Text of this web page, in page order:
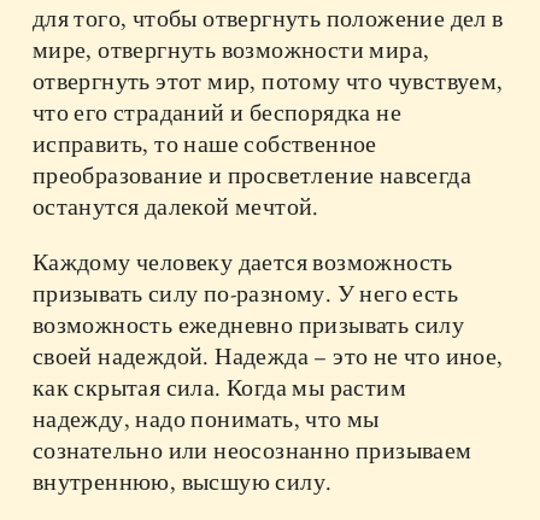
для того, чтобы отвергнуть положение дел в
мире, отвергнуть возможности мира,
отвергнуть этот мир, потому что чувствуем,
что его страданий и беспорядка не
исправить, то наше собственное
преобразование и просветление навсегда
останутся далекой мечтой.
Каждому человеку дается возможность
призывать силу по-разному. У него есть
возможность ежедневно призывать силу
своей надеждой. Надежда – это не что иное,
как скрытая сила. Когда мы растим
надежду, надо понимать, что мы
сознательно или неосознанно призываем
внутреннюю, высшую силу.